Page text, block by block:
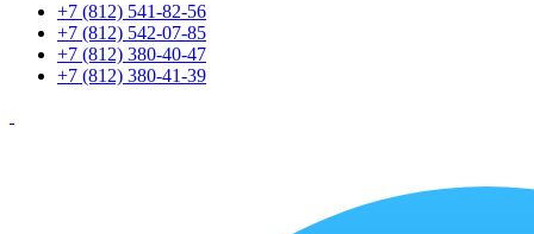
+7 (812) 541-82-56
+7 (812) 542-07-85
+7 (812) 380-40-47
+7 (812) 380-41-39